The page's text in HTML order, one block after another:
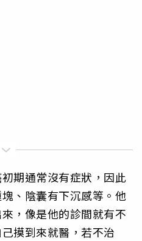
期通常沒有症狀，因此
、陰囊有下沉感等。他
，像是他的診間就有不
摸到來就醫，若不治